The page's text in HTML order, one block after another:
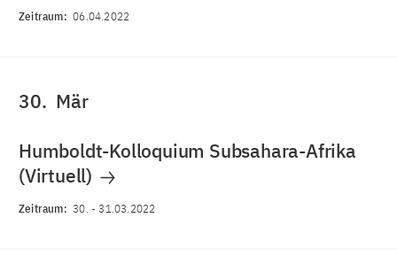
Zeitraum: 06.04.2022
30. Mär
Humboldt-Kolloquium Subsahara-Afrika
(Virtuell)
Zeitraum: 30. -31.03.2022